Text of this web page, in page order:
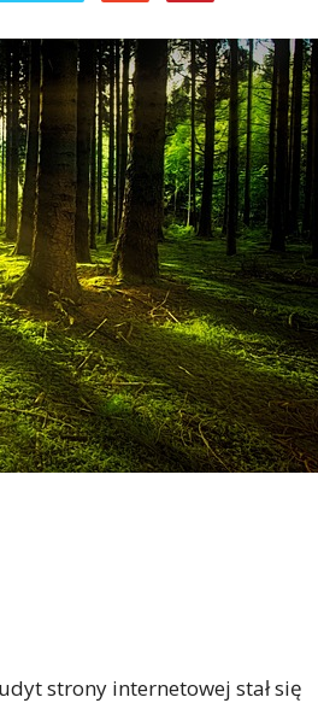
strony internetowej stał się